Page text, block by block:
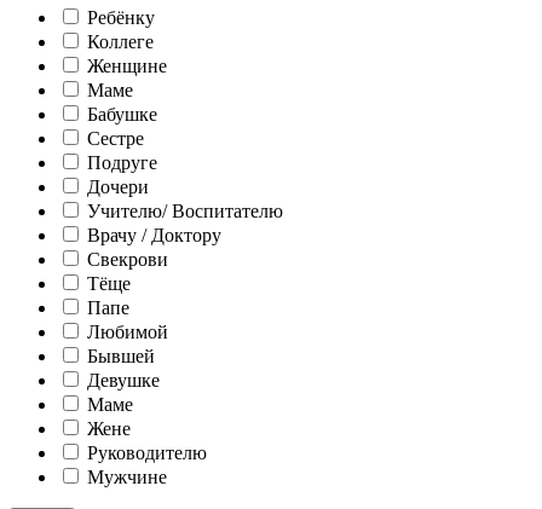
Ребёнку
Коллеге
Женщине
Маме
Бабушке
Сестре
Подруге
Дочери
Учителю/ Воспитателю
Врачу / Доктору
Свекрови
Тёще
Папе
Любимой
Бывшей
Девушке
Маме
Жене
Руководителю
Мужчине